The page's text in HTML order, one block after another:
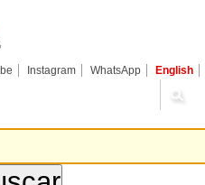
Instagram WhatsApp English